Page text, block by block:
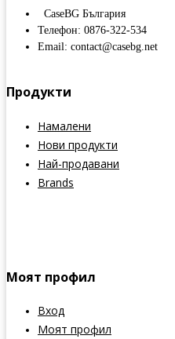
CaseBG България
Телефон: 0876-322-534
Email: contact@casebg.net
Продукти
Намалени
Нови продукти
Най-продавани
Brands
Моят профил
Вход
Моят профил